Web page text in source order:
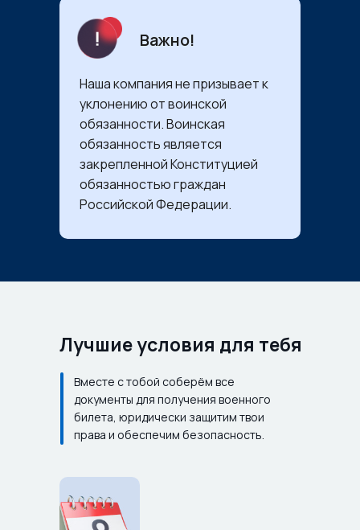
Важно!
Наша компания не призывает к
уклонению от воинской
обязанности. Воинская
обязанность является
закрепленной Конституцией
обязанностью граждан
Российской Федерации.
Лучшие условия для тебя
Вместе с тобой соберём все
документы для получения военного
билета, юридически защитим твои
права и обеспечим безопасность.